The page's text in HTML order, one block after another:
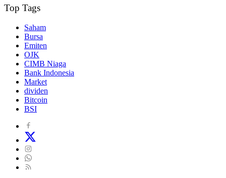
Top Tags
Saham
Bursa
Emiten
OJK
CIMB Niaga
Bank Indonesia
Market
dividen
Bitcoin
BSI